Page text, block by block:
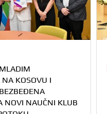
KOSOVU I
NOVI NAUČNI KLUB